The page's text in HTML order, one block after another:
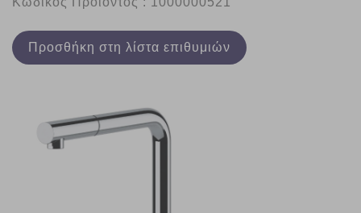
Προσθήκη στη λίστα επιθυμιών